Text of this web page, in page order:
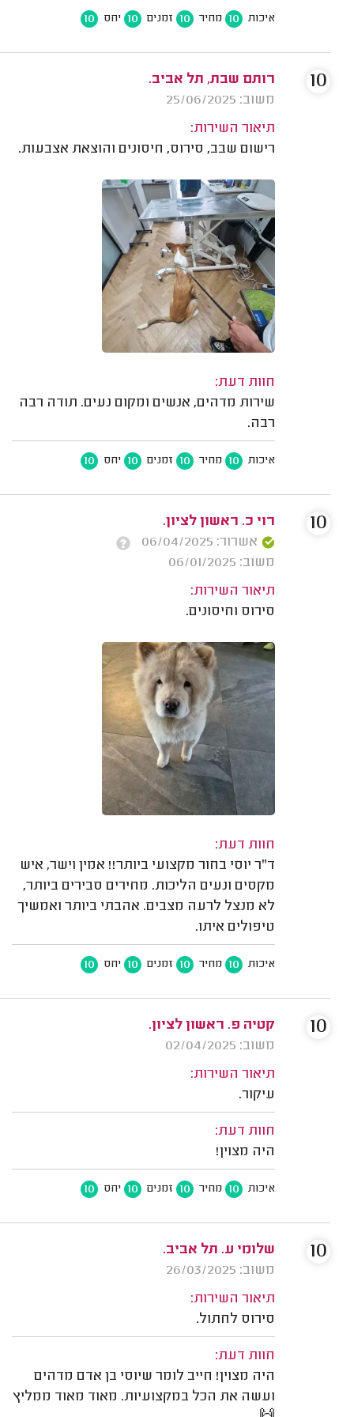
איכות 10 מחיר 10 זמנים 10 יחס 10
רותם שבת, תל אביב.
משוב: 25/06/2025
תיאור השירות:
רישום שבב, סירוס, חיסונים והוצאת אצבעות.
חוות דעת:
שירות מדהים, אנשים ומקום נעים. תודה רבה
רבה.
איכות 10 מחיר 10 זמנים 10 יחס 10
10
רוי כ. ראשון לציון.
אשרור: 06/04/2025
משוב: 06/01/2025
תיאור השירות:
סירוס וחיסונים.
חוות דעת:
ד"ר יוסי בחור מקצועי ביותר!! אמין וישר, איש
מקסים ונעים הליכות. מחירים סבירים ביותר,
לא מנצל לרעה מצבים. אהבתי ביותר ואמשיך
טיפולים איתו.
איכות 10 מחיר 10 זמנים 10 יחס 10
10
קטיה פ. ראשון לציון.
משוב: 02/04/2025
תיאור השירות:
עיקור.
חוות דעת:
היה מצוין!
איכות 10 מחיר 10 זמנים 10 יחס 10
10
שלומי ע. תל אביב.
משוב: 26/03/2025
תיאור השירות:
סירוס לחתול.
חוות דעת:
היה מצוין! חייב לומר שיוסי בן אדם מדהים
ועשה את הכל במקצועיות. מאוד מאוד ממליץ
10